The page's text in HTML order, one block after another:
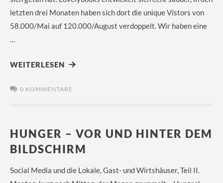
letzten drei Monaten haben sich dort die unique Vistors von
58.000/Mai auf 120.000/August verdoppelt. Wir haben eine
…
WEITERLESEN
0 KOMMENTARE
HUNGER – VOR UND HINTER DEM
BILDSCHIRM
Social Media und die Lokale, Gast- und Wirtshäuser, Teil II.